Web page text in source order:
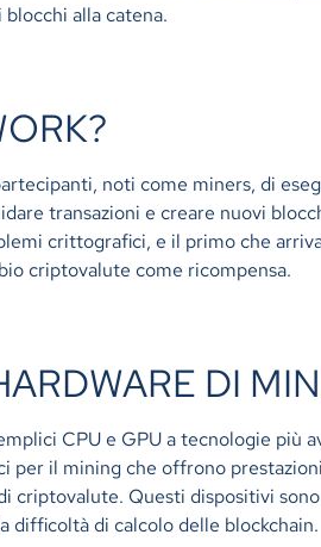
alla catena.
noti come miners, di
transazioni e creare nuovi
crittografici, e il primo che
criptovalute come ricompensa.
DI
CPU e GPU a tecnologie più
per il mining che offrono
criptovalute. Questi dispositivi
difficoltà di calcolo delle blockchain.